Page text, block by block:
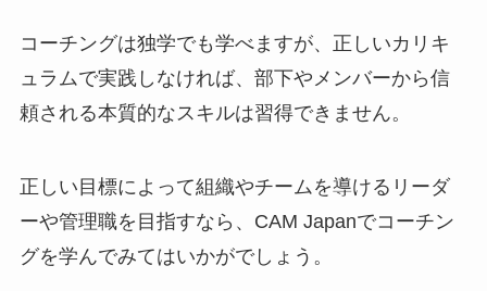
コーチングは独学でも学べますが、正しいカリキ
ュラムで実践しなければ、部下やメンバーから信
頼される本質的なスキルは習得できません。
正しい目標によって組織やチームを導けるリーダ
ーや管理職を目指すなら、CAM Japanでコーチン
グを学んでみてはいかがでしょう。